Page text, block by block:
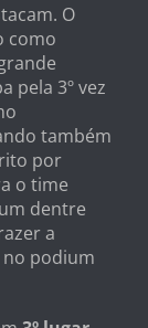
O
como
pela 3º vez
também
por
o time
dentre
a
no podium